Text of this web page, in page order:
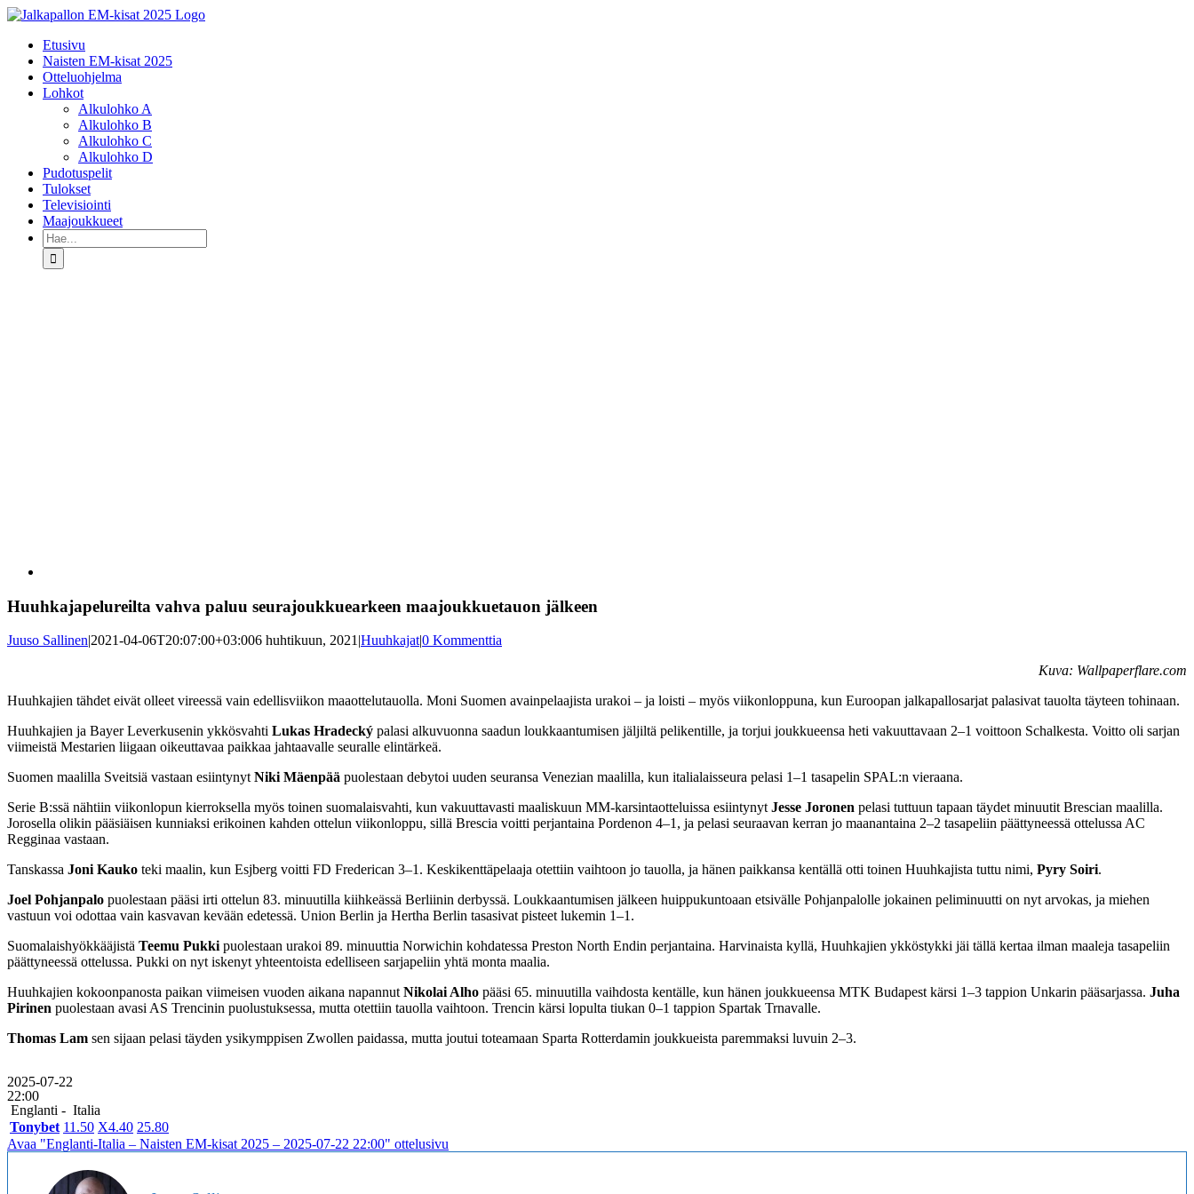
Skip
contentEtusivu
Naisten EM-kisat 2025
Otteluohjelma
Lohkot
Alkulohko A
Alkulohko B
Alkulohko C
Alkulohko D
Pudotuspelit
Tulokset
Televisiointi
Maajoukkueet
Etsi
...
isompana
Huuhkajapelureilta vahva paluu seurajoukkuearkeen maajoukkuetauon jälkeen
Juuso Sallinen|2021-04-06T20:07:00+03:006 huhtikuun, 2021|Huuhkajat|0 Kommenttia
Kuva: Wallpaperflare.com
Huuhkajien tähdet eivät olleet vireessä vain edellisviikon maaottelutauolla. Moni Suomen avainpelaajista urakoi – ja loisti – myös viikonloppuna, kun Euroopan jalkapallosarjat palasivat tauolta täyteen tohinaan.
Huuhkajien ja Bayer Leverkusenin ykkösvahti Lukas Hradecký palasi alkuvuonna saadun loukkaantumisen jäljiltä pelikentille, ja torjui joukkueensa heti vakuuttavaan 2–1 voittoon Schalkesta. Voitto oli sarjan
viimeistä Mestarien liigaan oikeuttavaa paikkaa jahtaavalle seuralle elintärkeä.
Suomen maalilla Sveitsiä vastaan esiintynytNiki Mäenpää puolestaan debytoi uuden seuransa Venezian maalilla, kun italialaisseura pelasi 1–1 tasapelin SPAL:n vieraana.
Serie B:ssä nähtiin viikonlopun kierroksella myös toinen suomalaisvahti, kun vakuuttavasti maaliskuun MM-karsintaotteluissa esiintynytJesse Joronen pelasi tuttuun tapaan täydet minuutit Brescian maalilla.
Jorosella olikin pääsiäisen kunniaksi erikoinen kahden ottelun viikonloppu, sillä Brescia voitti perjantaina Pordenon 4–1, ja pelasi seuraavan kerran jo maanantaina 2–2 tasapeliin päättyneessä ottelussa AC
Regginaa vastaan.
Tanskassa Joni Kauko teki maalin, kun Esjberg voitti FD Frederican 3–1. Keskikenttäpelaaja otettiin vaihtoon jo tauolla, ja hänen paikkansa kentällä otti toinen Huuhkajista tuttu nimi, Pyry Soiri.
Joel Pohjanpalo puolestaan pääsi irti ottelun 83. minuutilla kiihkeässä Berliinin derbyssä. Loukkaantumisen jälkeen huippukuntoaan etsivälle Pohjanpalolle jokainen peliminuutti on nyt arvokas, ja miehen
vastuun voi odottaa vain kasvavan kevään edetessä. Union Berlin ja Hertha Berlin tasasivat pisteet lukemin 1–1.
Suomalaishyökkääjistä Teemu Pukkipuolestaan urakoi 89. minuuttia Norwichin kohdatessa Preston North Endin perjantaina. Harvinaista kyllä, Huuhkajien ykköstykki jäi tällä kertaa ilman maaleja tasapeliin
päättyneessä ottelussa. Pukki on nyt iskenyt yhteentoista edelliseen sarjapeliin yhtä monta maalia.
Huuhkajien kokoonpanosta paikan viimeisen vuoden aikana napannutNikolai Alho pääsi 65. minuutilla vaihdosta kentälle, kun hänen joukkueensa MTK Budapest kärsi 1–3 tappion Unkarin pääsarjassa. Juha
Pirinen puolestaan avasi AS Trencinin puolustuksessa, mutta otettiin tauolla vaihtoon. Trencin kärsi lopulta tiukan 0–1 tappion Spartak Trnavalle.
Thomas Lam sen sijaan pelasi täyden ysikymppisen Zwollen paidassa, mutta joutui toteamaan Sparta Rotterdamin joukkueista paremmaksi luvuin 2–3.
2025-07-22
22:00
Englanti - Italia
Tonybet 11.50 X4.40 25.80
Avaa "Englanti-Italia – Naisten EM-kisat 2025 – 2025-07-22 22:00" ottelusivu